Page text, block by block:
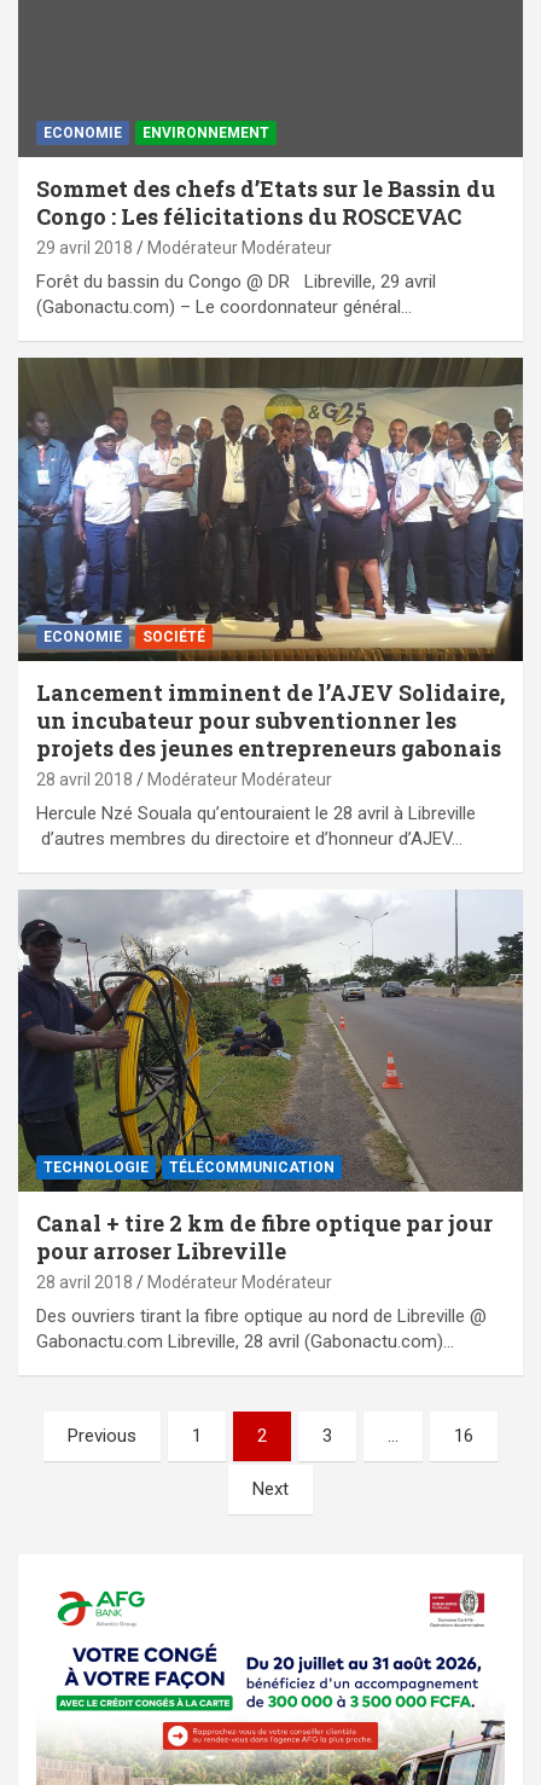
ECONOMIE ENVIRONNEMENT
Sommet des chefs d’Etats sur le Bassin du
Congo : Les félicitations du ROSCEVAC
29 avril 2018 Modérateur Modérateur
Forêt du bassin du Congo @ DR Libreville, 29 avril
(Gabonactu.com) – Le coordonnateur général…
ECONOMIE SOCIÉTÉ
Lancement imminent de l’AJEV Solidaire,
un incubateur pour subventionner les
projets des jeunes entrepreneurs gabonais
28 avril 2018 Modérateur Modérateur
Hercule Nzé Souala qu’entouraient le 28 avril à Libreville
d’autres membres du directoire et d’honneur d’AJEV…
TECHNOLOGIE TÉLÉCOMMUNICATION
Canal + tire 2 km de fibre optique par jour
pour arroser Libreville
28 avril 2018 Modérateur Modérateur
Des ouvriers tirant la fibre optique au nord de Libreville @
Gabonactu.com Libreville, 28 avril (Gabonactu.com)…
Pagination
des
Previous 1 2 3 … 16
Next